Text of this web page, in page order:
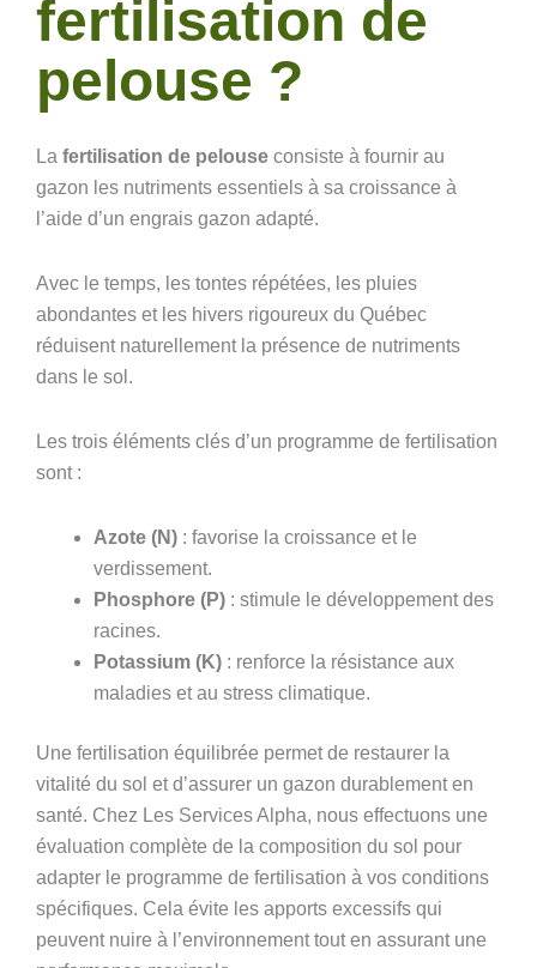
fertilisation de
pelouse ?
La fertilisation de pelouse consiste à fournir au
gazon les nutriments essentiels à sa croissance à
l’aide d’un engrais gazon adapté.
Avec le temps, les tontes répétées, les pluies
abondantes et les hivers rigoureux du Québec
réduisent naturellement la présence de nutriments
dans le sol.
Les trois éléments clés d’un programme de fertilisation
sont :
Azote (N) : favorise la croissance et le
verdissement.
Phosphore (P) : stimule le développement des
racines.
Potassium (K) : renforce la résistance aux
maladies et au stress climatique.
Une fertilisation équilibrée permet de restaurer la
vitalité du sol et d’assurer un gazon durablement en
santé. Chez Les Services Alpha, nous effectuons une
évaluation complète de la composition du sol pour
adapter le programme de fertilisation à vos conditions
spécifiques. Cela évite les apports excessifs qui
peuvent nuire à l’environnement tout en assurant une